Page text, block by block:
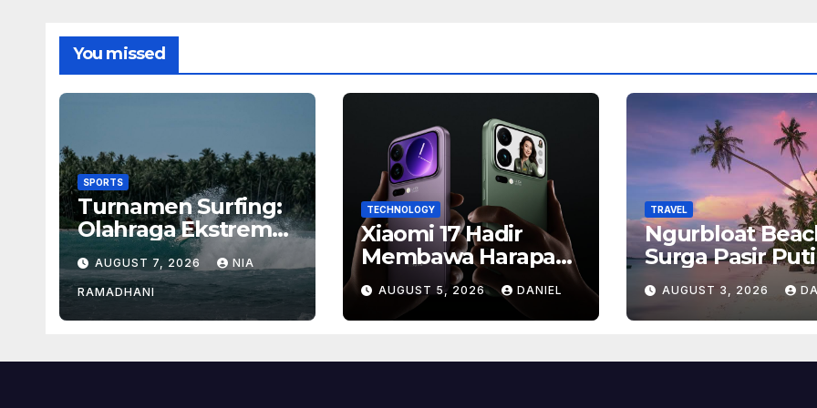
You missed
SPORTS
Turnamen Surfing:
Olahraga Ekstrem
dengan Hadiah
Besar
AUGUST 7, 2026 NIA
RAMADHANI
TECHNOLOGY
Xiaomi 17 Hadir
Membawa Harapan
Baru, Inilah Alasan
Banyak Orang
Menantikan Ponsel
AUGUST 5, 2026 DANIEL
TRAVEL
Ngurbloat
Surga Pasir
yang
Ketenangan
Pesona Alam
AUGUST 3, 2026